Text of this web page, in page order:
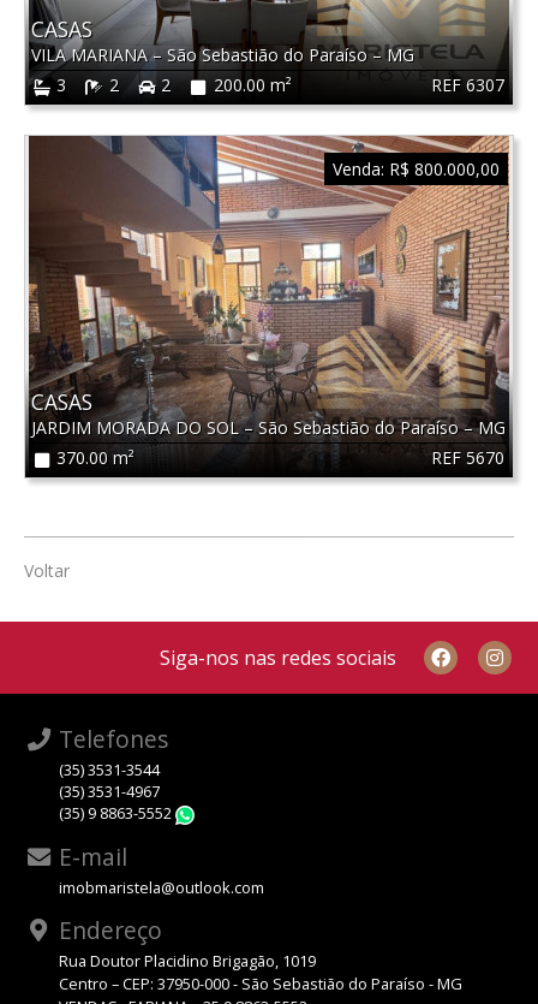
REF 6307
CASAS
VILA MARIANA–São Sebastião do Paraíso–MG
3
2 2 200.00 m²
REF 5670
CASAS
JARDIM MORADA DO SOL–São Sebastião do Paraíso–MG
370.00 m²
Venda: R$ 800.000,00
Voltar
Siga-nos nas redes sociais
Telefones
(35) 3531-3544
(35) 3531-4967
(35) 9 8863-5552
E-mail
imobmaristela@outlook.com
Endereço
Rua Doutor Placidino Brigagão, 1019
Centro – CEP: 37950-000 - São Sebastião do Paraíso - MG